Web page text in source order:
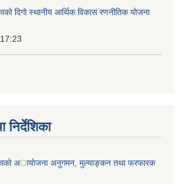
दिगो स्थानीय आर्थिक विकास रणनीतिक योजना
अायाेजना अनुगमन, मुल्याङ्कन तथा फरफारक